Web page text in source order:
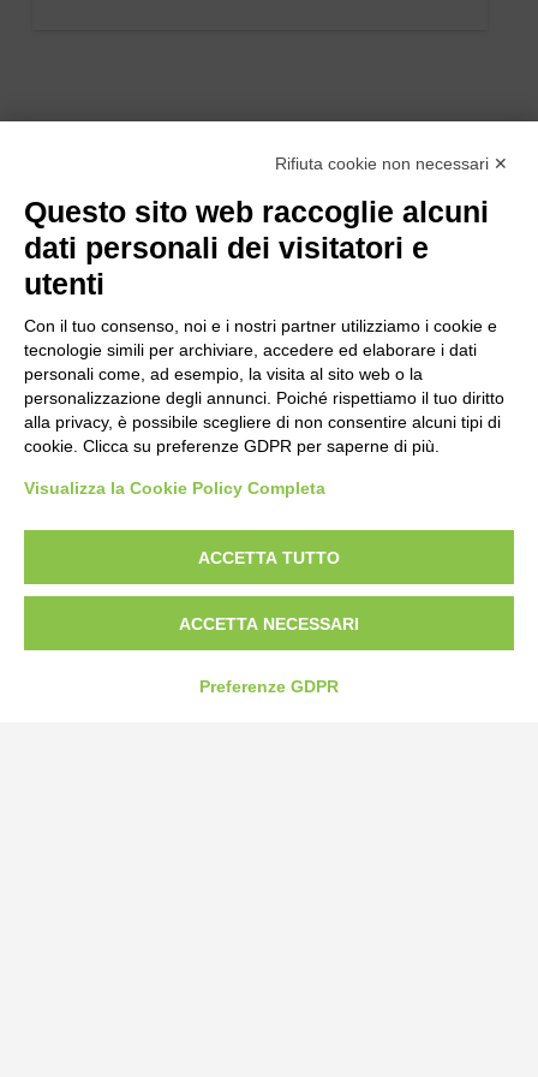
Bogliano Srl
Strada Statale 231 Alba-Bra
Fax: 0172-487399
info@bogliano.it
Rifiuta cookie non necessari ✕
Questo sito web raccoglie alcuni
dati personali dei visitatori e
utenti
Con il tuo consenso, noi e i nostri partner utilizziamo i cookie e
tecnologie simili per archiviare, accedere ed elaborare i dati
personali come, ad esempio, la visita al sito web o la
personalizzazione degli annunci. Poiché rispettiamo il tuo diritto
alla privacy, è possibile scegliere di non consentire alcuni tipi di
cookie. Clicca su preferenze GDPR per saperne di più.
Visualizza la Cookie Policy Completa
ACCETTA TUTTO
ACCETTA NECESSARI
Preferenze GDPR